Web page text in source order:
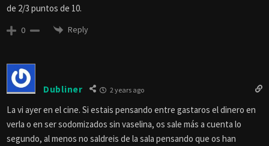
de 2/3 puntos de 10.
0 Reply
Dubliner 2 years ago
La vi ayer en el cine. Si estais pensando entre gastaros el dinero en
verla o en ser sodomizados sin vaselina, os sale más a cuenta lo
segundo, al menos no saldreis de la sala pensando que os han